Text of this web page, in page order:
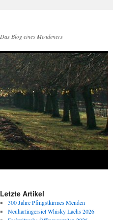
Das Blog eines Mendeners
Letzte Artikel
300 Jahre Pfingstkirmes Menden
Neuharlingersiel Whisky Lachs 2026